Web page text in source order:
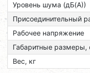
Уровень шума (дБ(А))
Присоединительный
Рабочее напряжение
Габаритные размеры,
Вес, кг